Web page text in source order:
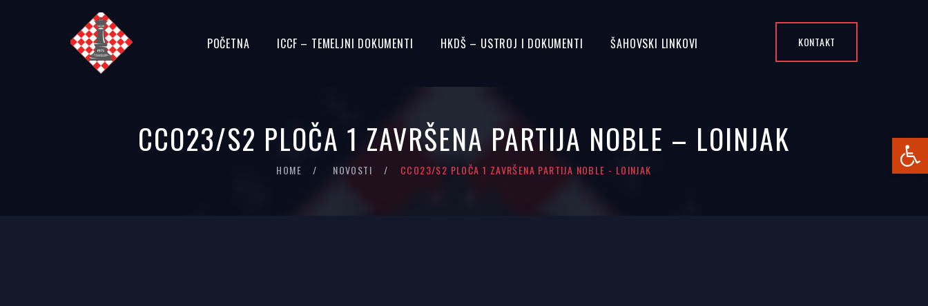
POČETNA ICCF – TEMELJNI DOKUMENTI HKDŠ – USTROJ I DOKUMENTI ŠAHOVSKI LINKOVI KONTAKT
CCO23/S2 PLOČA 1 ZAVRŠENA PARTIJA NOBLE – LOINJAK
HOME NOVOSTI CCO23/S2 PLOČA 1 ZAVRŠENA PARTIJA NOBLE - LOINJAK